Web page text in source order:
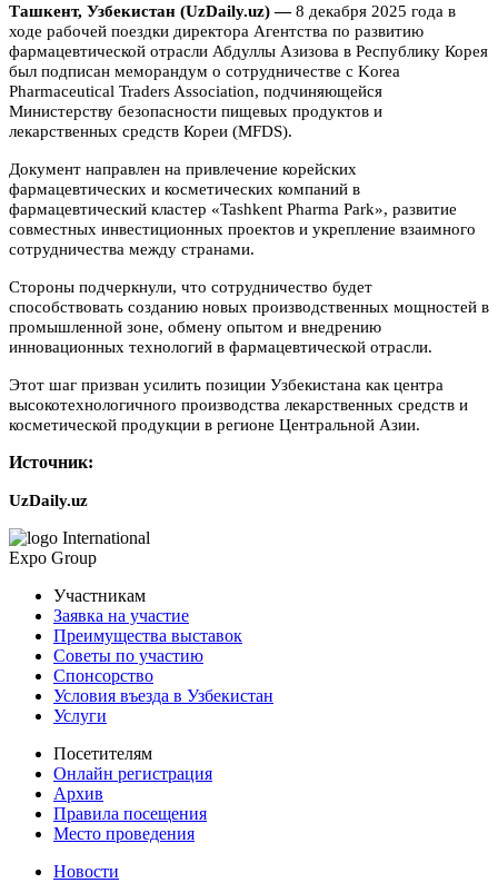
Ташкент, Узбекистан (UzDaily.uz) —8 декабря 2025 года в
ходе рабочей поездки директора Агентства по развитию
фармацевтической отрасли Абдуллы Азизова в Республику Корея
был подписан меморандум о сотрудничестве с Korea
Pharmaceutical Traders Association, подчиняющейся
Министерству безопасности пищевых продуктов и
лекарственных средств Кореи (MFDS).
Документ направлен на привлечение корейских
фармацевтических и косметических компаний в
фармацевтический кластер «Tashkent Pharma Park», развитие
совместных инвестиционных проектов и укрепление взаимного
сотрудничества между странами.
Стороны подчеркнули, что сотрудничество будет
способствовать созданию новых производственных мощностей в
промышленной зоне, обмену опытом и внедрению
инновационных технологий в фармацевтической отрасли.
Этот шаг призван усилить позиции Узбекистана как центра
высокотехнологичного производства лекарственных средств и
косметической продукции в регионе Центральной Азии.
Источник:
UzDaily.uz
International
Expo Group
Участникам
Заявка на участие
Преимущества выставок
Советы по участию
Спонсорство
Условия въезда в Узбекистан
Услуги
Посетителям
Онлайн регистрация
Архив
Правила посещения
Место проведения
Новости